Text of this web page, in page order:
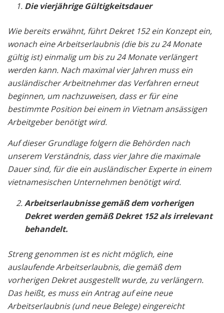
Die vierjährige Gültigkeitsdauer
Wie bereits erwähnt, führt Dekret 152 ein Konzept ein,
wonach eine Arbeitserlaubnis (die bis zu 24 Monate
gültig ist) einmalig um bis zu 24 Monate verlängert
werden kann. Nach maximal vier Jahren muss ein
ausländischer Arbeitnehmer das Verfahren erneut
beginnen, um nachzuweisen, dass er für eine
bestimmte Position bei einem in Vietnam ansässigen
Arbeitgeber benötigt wird.
Auf dieser Grundlage folgern die Behörden nach
unserem Verständnis, dass vier Jahre die maximale
Dauer sind, für die ein ausländischer Experte in einem
vietnamesischen Unternehmen benötigt wird.
Arbeitserlaubnisse gemäß dem vorherigen
Dekret werden gemäß Dekret 152 als irrelevant
behandelt.
Streng genommen ist es nicht möglich, eine
auslaufende Arbeitserlaubnis, die gemäß dem
vorherigen Dekret ausgestellt wurde, zu verlängern.
Das heißt, es muss ein Antrag auf eine neue
Arbeitserlaubnis (und neue Belege) eingereicht